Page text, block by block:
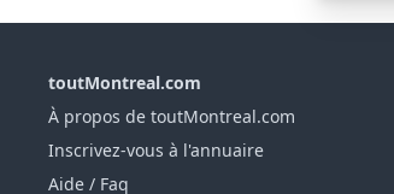
toutMontreal.com
À propos de toutMontreal.com
Inscrivez-vous à l'annuaire
Aide / Faq